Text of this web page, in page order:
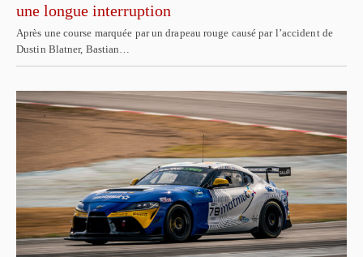
une longue interruption
Après une course marquée par un drapeau rouge causé par l’accident de
Dustin Blatner, Bastian…